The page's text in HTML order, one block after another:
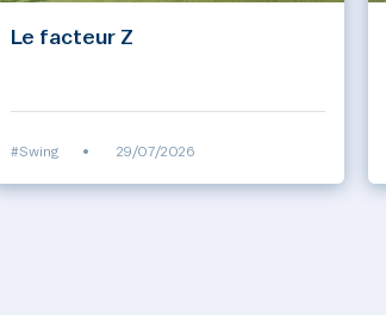
Le facteur Z
#Swing • 29/07/2026